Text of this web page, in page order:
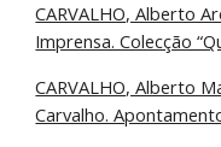
CARVALHO, Alberto
Imprensa. Colecção
CARVALHO, Alberto
Carvalho.